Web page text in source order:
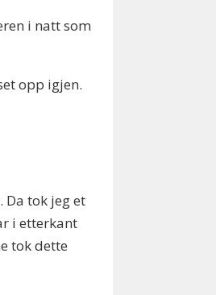
i natt som
opp igjen.
Da tok jeg et
i etterkant
tok dette